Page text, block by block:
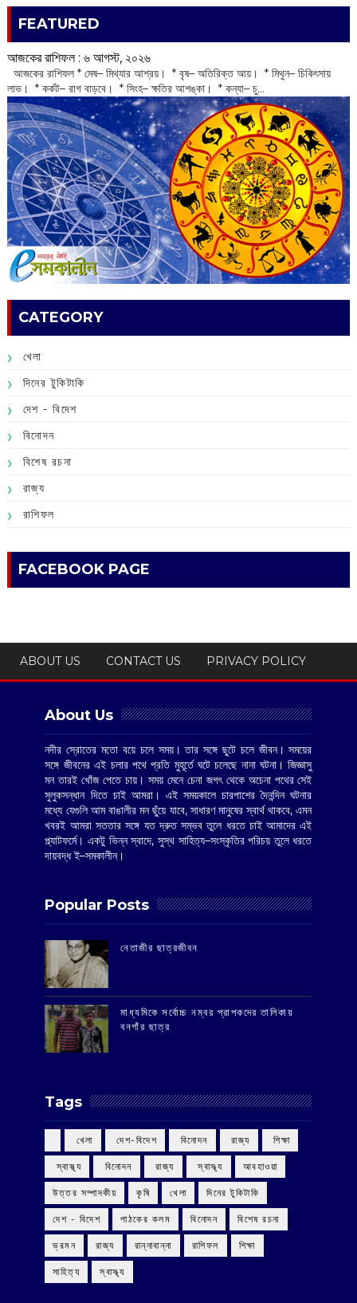
FEATURED
আজকের রাশিফল :‌ ‌‌৬ আগস্ট, ২০২৬
‌ আজকের রাশিফল * মেষ– মিথ্যার আশ্রয়। * বৃষ– অতিরিক্ত আয়। * মিথুন– চিকিৎসায়
লাভ। * কর্কট– রাগ বাড়বে। * সিংহ– ক্ষতির আশঙ্কা। * কন্যা– চু...
CATEGORY
খেলা
দিনের টুকিটাকি
দেশ - বিদেশ
বিনোদন
বিশেষ রচনা
রাজ্য
রাশিফল
FACEBOOK PAGE
ABOUT US CONTACT US PRIVACY POLICY
About Us
নদীর স্রোতের মতো বয়ে চলে সময়। তার সঙ্গে ছুটে চলে জীবন। সময়ের
সঙ্গে জীবনের এই চলার পথে প্রতি মুহূর্তে ঘটে চলেছে নানা ঘটনা। জিজ্ঞাসু
মন তারই খোঁজ পেতে চায়। সময় মেনে চেনা জগৎ থেকে অচেনা পথের সেই
সুলুকসন্ধান দিতে চাই আমরা। এই সময়কালে চারপাশের দৈনন্দিন ঘটনার
মধ্যে যেগুলি আম বাঙালীর মন ছুঁয়ে যাবে, সাধারণ মানুষের স্বার্থ থাকবে, এমন
খবরই আমরা সততার সঙ্গে যত দ্রুত সম্ভব তুলে ধরতে চাই আমাদের এই
প্ল্যাটফর্মে। একটু ভিন্ন স্বাদে, সুস্থ সাহিত্য–সংস্কৃতির পরিচয় তুলে ধরতে
দায়বদ্ধ ই–সমকালীন।
Popular Posts
‌নেতাজীর ছাত্রজীবন
মাধ্যমিকে সর্বোচ্চ নম্বর প্রাপকদের তালিকায়
বনগাঁর ছাত্র
Tags
‌ খেলা ‌ দেশ-বিদেশ ‌ বিনোদন ‌ রাজ্য ‌ শিক্ষা
‌ স্বাস্থ্য ‌ বিনোদন ‌ রাজ্য ‌ স্বাস্থ্য আবহাওয়া
উত্তর সম্পাদকীয় কৃষি খেলা দিনের টুকিটাকি
দেশ - বিদেশ পাঠকের কলম বিনোদন বিশেষ রচনা
ভ্রমন রাজ্য রান্নাবান্না রাশিফল শিক্ষা
সাহিত্য স্বাস্থ্য